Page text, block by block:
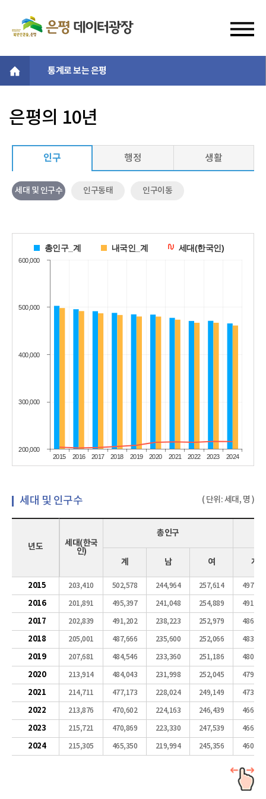
통계로 보는 은평
은평의 10년
인구
세대 및 인구수 인구동태 인구이동
행정 생활
총인구_계 내국인_계 세대(한국인)
200,000
300,000
400,000
500,000
600,000
2015 2016 2017 2018 2019 2020 2021 2022 2023 2024
세대 및 인구수 ( 단위: 세대, 명 )
년도
2015
2016
2017
2018
2019
2020
2021
2022
2023
2024
세대(한국
인)
총인구
계 남 여 계
203,410 502,578 244,964 257,614
201,891 495,397 241,048 254,889
202,839 491,202 238,223 252,979
205,001 487,666 235,600 252,066
207,681 484,546 233,360 251,186
213,914 484,043 231,998 252,045
214,711 477,173 228,024 249,149
213,876 470,602 224,163 246,439
215,721 470,869 223,330 247,539
215,305 465,350 219,994 245,356